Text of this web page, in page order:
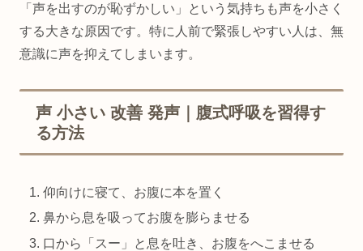
「声を出すのが恥ずかしい」という気持ちも声を小さく
する大きな原因です。特に人前で緊張しやすい人は、無
意識に声を抑えてしまいます。
声 小さい 改善 発声｜腹式呼吸を習得す
る方法
仰向けに寝て、お腹に本を置く
鼻から息を吸ってお腹を膨らませる
口から「スー」と息を吐き、お腹をへこませる